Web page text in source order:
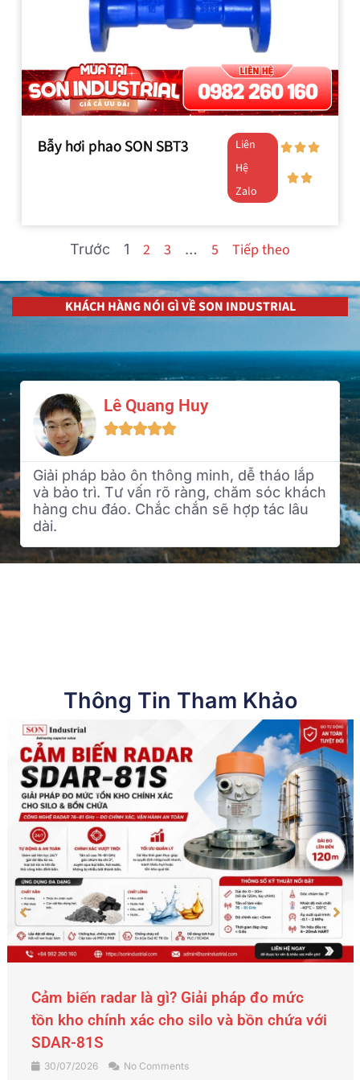
Bẫy hơi phao SON SBT3
Liên
Hệ
Zalo
Trước 1 2 3 … 5 Tiếp theo
KHÁCH HÀNG NÓI GÌ VỀ SON INDUSTRIAL
Lê Quang Huy

Giải pháp bảo ôn thông minh, dễ tháo lắp
và bảo trì. Tư vấn rõ ràng, chăm sóc khách
hàng chu đáo. Chắc chắn sẽ hợp tác lâu
dài.
Thông Tin Tham Khảo
Cảm biến radar là gì? Giải pháp đo mức
tồn kho chính xác cho silo và bồn chứa với
SDAR-81S
30/07/2026 No Comments